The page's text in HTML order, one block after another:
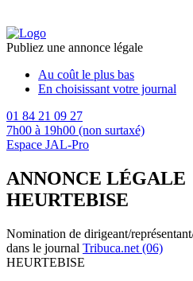
Publiez une annonce légale
Au coût le plus bas
En choisissant votre journal
01 84 21 09 27
7h00 à 19h00 (non surtaxé)
Espace JAL-Pro
ANNONCE LÉGALE
HEURTEBISE
Nomination de dirigeant/
dans le journal Tribuca.net (06)
HEURTEBISE